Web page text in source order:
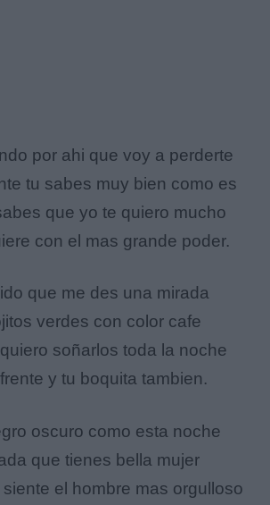
por ahi que voy a perderte
tu sabes muy bien como es
que yo te quiero mucho
con el mas grande poder.
que me des una mirada
verdes con color cafe
soñarlos toda la noche
y tu boquita tambien.
oscuro como esta noche
que tienes bella mujer
el hombre mas orgulloso